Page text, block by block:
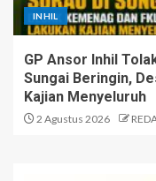
INHIL
GP Ansor Inhil
Sungai Beringin,
Kajian Menyeluruh
2 Agustus 2026